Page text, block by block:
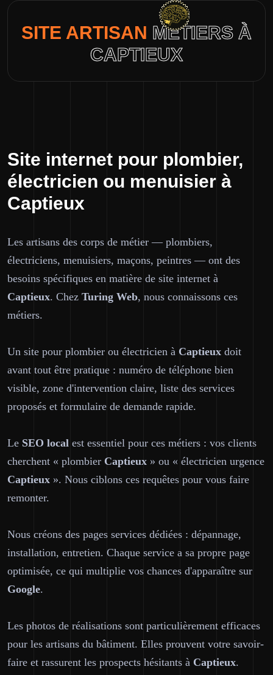
SITE ARTISAN MÉTIERS À
CAPTIEUX
Site internet pour plombier,
électricien ou menuisier à
Captieux
Les artisans des corps de métier — plombiers,
électriciens, menuisiers, maçons, peintres — ont des
besoins spécifiques en matière de site internet à
Captieux. Chez Turing Web, nous connaissons ces
métiers.
Un site pour plombier ou électricien à Captieux doit
avant tout être pratique : numéro de téléphone bien
visible, zone d'intervention claire, liste des services
proposés et formulaire de demande rapide.
Le SEO local est essentiel pour ces métiers : vos clients
cherchent « plombier Captieux » ou « électricien urgence
Captieux ». Nous ciblons ces requêtes pour vous faire
remonter.
Nous créons des pages services dédiées : dépannage,
installation, entretien. Chaque service a sa propre page
optimisée, ce qui multiplie vos chances d'apparaître sur
Google.
Les photos de réalisations sont particulièrement efficaces
pour les artisans du bâtiment. Elles prouvent votre savoir-
faire et rassurent les prospects hésitants à Captieux.